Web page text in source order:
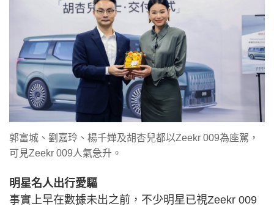
郭富城、劉嘉玲、楊千嬅及胡杏兒都以Zeekr 009為座駕，
可見Zeekr 009人氣急升。
明星名人出行愛驅
事實上早在數據未出之前，不少明星已視Zeekr 009